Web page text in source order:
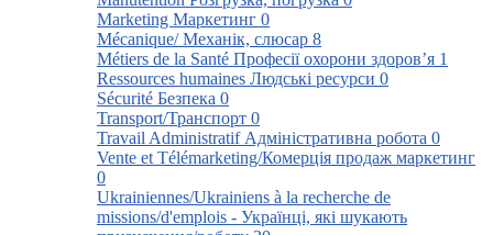
Marketing Маркетинг 0
Mécanique/ Механік, слюсар 8
Métiers de la Santé Професії охорони здоров’я 1
Ressources humaines Людські ресурси 0
Sécurité Безпека 0
Transport/Транспорт 0
Travail Administratif Адміністративна робота 0
Vente et Télémarketing/Комерція продаж маркетинг
0
Ukrainiennes/Ukrainiens à la recherche de
missions/d'emplois - Українці, які шукають